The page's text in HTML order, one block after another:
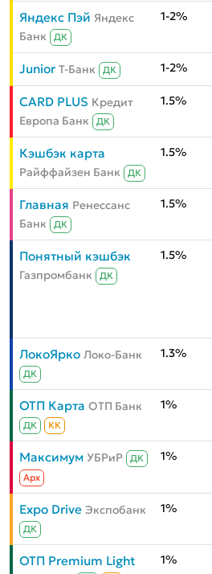
Яндекс Пэй Яндекс
Банк
ДК
1-2%
Junior Т-Банк ДК 1-2%
CARD PLUS Кредит
Европа Банк
ДК
1.5%
Кэшбэк карта
Райффайзен Банк ДК
1.5%
Главная Ренессанс
Банк
ДК
1.5%
Понятный кэшбэк
Газпромбанк ДК
1.5%
ЛокоЯрко Локо-Банк
ДК
1.3%
ОТП Карта ОТП Банк
ДК КК
1%
Максимум УБРиР
ДК
Aрх
1%
Expo Drive Экспобанк
ДК
1%
ОТП Premium Light 1%